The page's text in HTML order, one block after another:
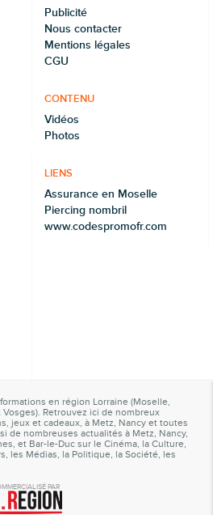
Publicité
Nous contacter
Mentions légales
CGU
CONTENU
Vidéos
Photos
LIENS
Assurance en Moselle
Piercing nombril
www.codespromofr.com
en région Lorraine (Moselle,
Retrouvez ici de nombreux
jeux et cadeaux, à Metz, Nancy et toutes
de nombreuses actualités à Metz, Nancy,
et Bar-le-Duc sur le Cinéma, la Culture,
les Médias, la Politique, la Société, les
PAR